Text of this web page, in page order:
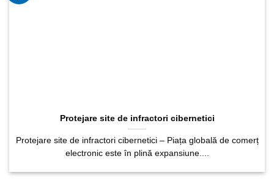
Protejare site de infractori cibernetici
Protejare site de infractori cibernetici – Piața globală de comerț
electronic este în plină expansiune....